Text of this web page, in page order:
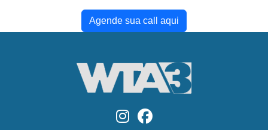
Agende sua call aqui